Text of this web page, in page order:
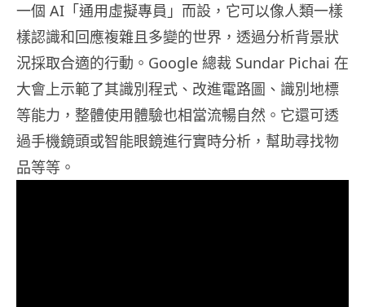
一個 AI「通用虛擬專員」而設，它可以像人類一樣
樣認識和回應複雜且多變的世界，透過分析背景狀
況採取合適的行動。Google 總裁 Sundar Pichai 在
大會上示範了其識別程式、改進電路圖、識別地標
等能力，整體使用體驗也相當流暢自然。它還可透
過手機鏡頭或智能眼鏡進行實時分析，幫助尋找物
品等等。